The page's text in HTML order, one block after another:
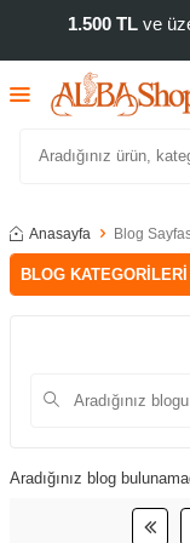
1.500 TLve
Anasayfa Blog
BLOG KATEGORILERI
Aradığınız blog